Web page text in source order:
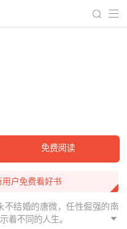
免费阅读
用户免费看好书
不结婚的唐微，任性倔强的南
着不同的人生。